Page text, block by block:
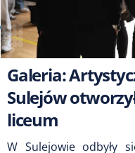
Galeria:
Sulejów
liceum
W Sulejowie